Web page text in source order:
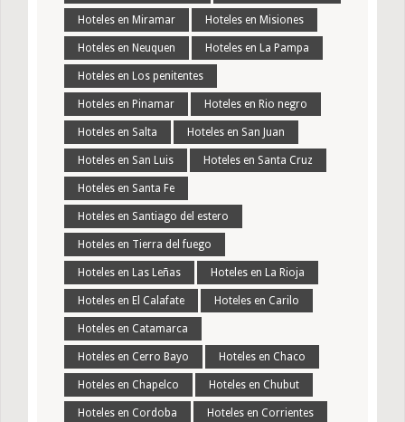
Hoteles en Miramar Hoteles en Misiones
Hoteles en Neuquen Hoteles en La Pampa
Hoteles en Los penitentes
Hoteles en Pinamar Hoteles en Rio negro
Hoteles en Salta Hoteles en San Juan
Hoteles en San Luis Hoteles en Santa Cruz
Hoteles en Santa Fe
Hoteles en Santiago del estero
Hoteles en Tierra del fuego
Hoteles en Las Leñas Hoteles en La Rioja
Hoteles en El Calafate Hoteles en Carilo
Hoteles en Catamarca
Hoteles en Cerro Bayo Hoteles en Chaco
Hoteles en Chapelco Hoteles en Chubut
Hoteles en Cordoba Hoteles en Corrientes